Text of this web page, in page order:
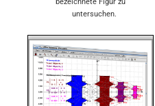
untersuchen.